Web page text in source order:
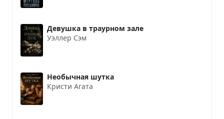
Девушка в траурном зале
Уэллер Сэм
Необычная шутка
Кристи Агата